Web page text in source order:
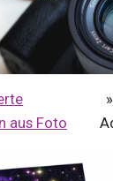
aus Foto
»